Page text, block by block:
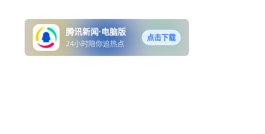
腾讯新闻·电脑版
24小时陪你追热点
点击下载